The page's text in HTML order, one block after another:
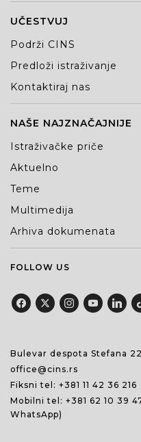
UČESTVUJ
Podrži CINS
Predloži istraživanje
Kontaktiraj nas
NAŠE NAJZNAČAJNIJE
Istraživačke priče
Aktuelno
Teme
Multimedija
Arhiva dokumenata
FOLLOW US
Bulevar despota Stefana
office@cins.rs
Fiksni tel: +381 11 42 36 216
Mobilni tel: +381 62 10 39
WhatsApp)